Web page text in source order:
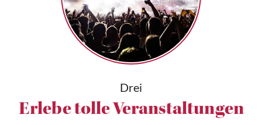
Drei
Erlebe tolle Veranstaltungen